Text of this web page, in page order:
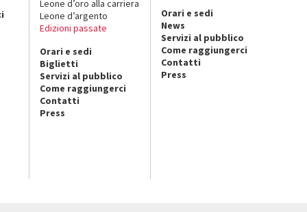
Leone d’oro alla carriera
Leone d’argento
Edizioni passate
Orari e sedi
Biglietti
Servizi al pubblico
Come raggiungerci
Contatti
Press
Orari e sedi
News
Servizi al pubblico
Come raggiungerci
Contatti
Press